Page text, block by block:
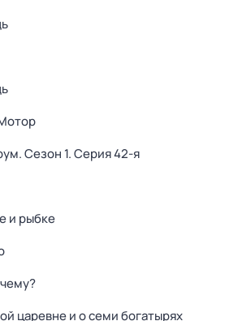
. Сезон 1. Серия 42-я
и рыбке
царевне и о семи богатырях